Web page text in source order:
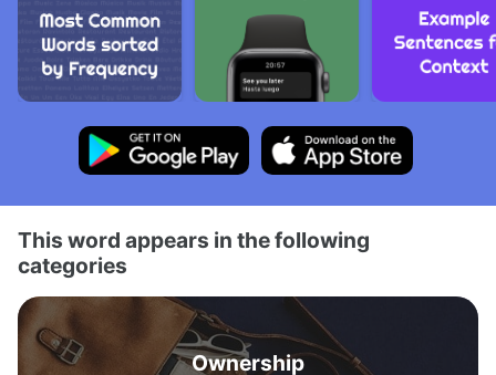
This word appears in the following
categories
Ownership